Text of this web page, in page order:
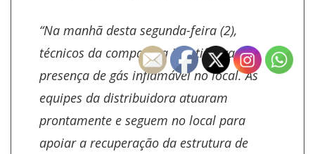
“Na manhã desta segunda-feira (2),
técnicos da companhia identificaram a
presença de gás inflamável no local. As
equipes da distribuidora atuaram
prontamente e seguem no local para
apoiar a recuperação da estrutura de